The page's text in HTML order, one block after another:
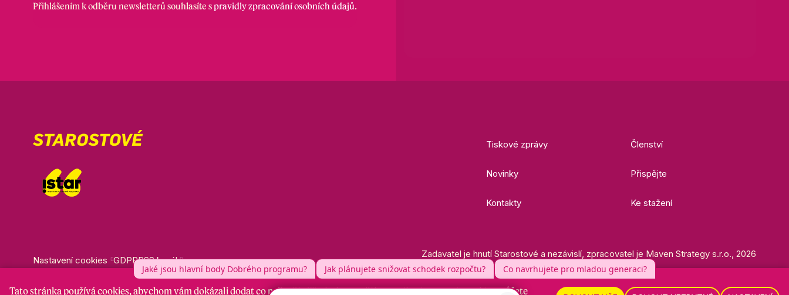
Přihlášením k odběru newsletterů souhlasíte spravidly zpracování osobních údajů.
Tiskové zprávy
Novinky
Kontakty
Členství
Přispějte
Ke stažení
Nastavení cookies GDPRRSS kanál
Zadavatel je hnutí Starostové a nezávislí, zpracovatel je Maven Strategy s.r.o., 2026
Tato stránkapoužívá cookies, abychom vám dokázali dodat co nejlepší zážitek skrze naší komunikaci. Nastavit cookies můžete